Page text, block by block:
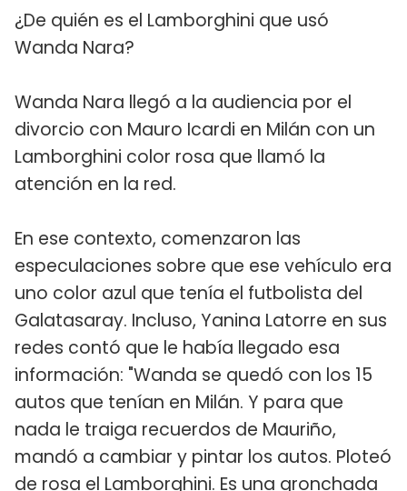
¿De quién es el Lamborghini que usó
Wanda Nara?
Wanda Nara llegó a la audiencia por el
divorcio con Mauro Icardi en Milán con un
Lamborghini color rosa que llamó la
atención en la red.
En ese contexto, comenzaron las
especulaciones sobre que ese vehículo era
uno color azul que tenía el futbolista del
Galatasaray. Incluso, Yanina Latorre en sus
redes contó que le había llegado esa
información: "Wanda se quedó con los 15
autos que tenían en Milán. Y para que
nada le traiga recuerdos de Mauriño,
mandó a cambiar y pintar los autos. Ploteó
de rosa el Lamborghini. Es una gronchada